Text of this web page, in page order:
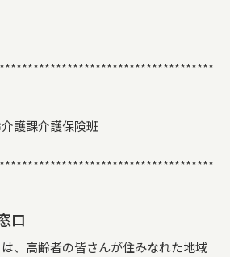
護課介護保険班
口
、高齢者の皆さんが住みなれた地域